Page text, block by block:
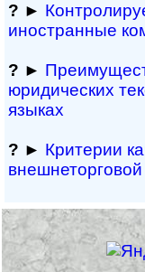
? ►
иностранные
? ►
юри­ди­чес­ких
языках
? ► Критерии